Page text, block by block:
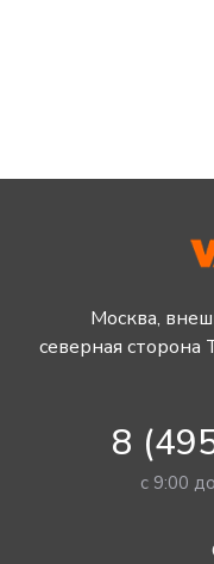
Москва,
северная
8
с 9:00